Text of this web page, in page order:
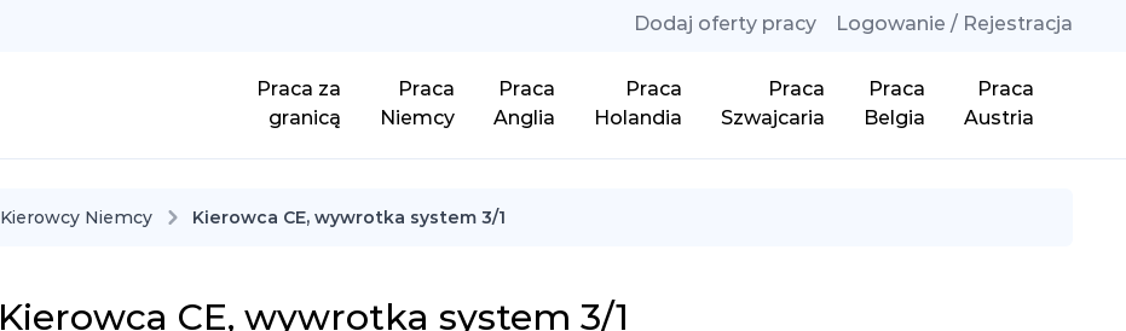
Dodaj oferty pracy Logowanie / Rejestracja
Praca za
granicą
Praca
Niemcy
Praca
Anglia
Praca
Holandia
Praca
Szwajcaria
Praca
Belgia
Praca
Austria
Kierowcy Niemcy Kierowca CE, wywrotka system 3/1
Kierowca CE, wywrotka system 3/1